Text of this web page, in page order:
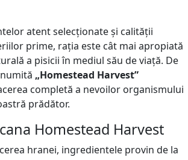
atent selecționate și calității
prime, rația este cât mai apropiată
a pisicii în mediul său de viață. De
„Homestead Harvest”
completă a nevoilor organismului
prădător.
Homestead Harvest
hranei, ingredientele provin de la